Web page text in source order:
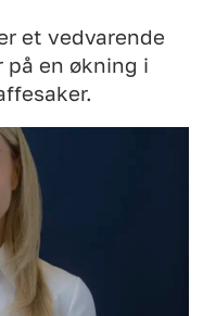
et vedvarende
på en økning i